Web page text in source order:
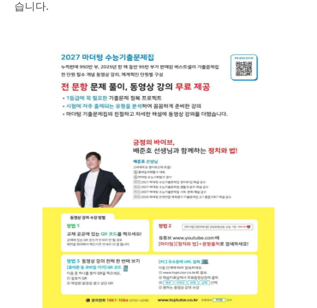
습니다.